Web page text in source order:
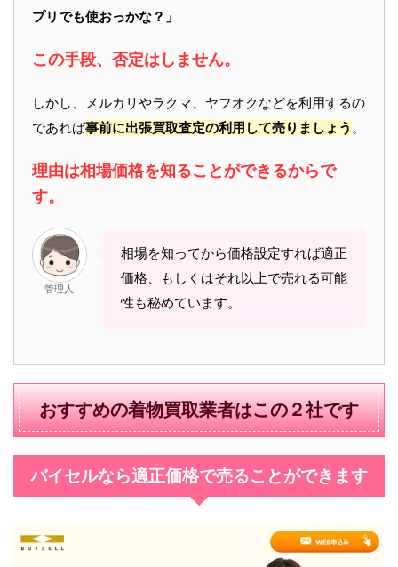
プリでも使おっかな？」
この手段、否定はしません。
しかし、メルカリやラクマ、ヤフオクなどを利用するの
であれば事前に出張買取査定の利用して売りましょう 。
理由は相場価格を知ることができるからで
す。
管理人
相場を知ってから価格設定すれば適正
価格、もしくはそれ以上で売れる可能
性も秘めています。
おすすめの着物買取業者はこの２社です
バイセルなら適正価格で売ることができます